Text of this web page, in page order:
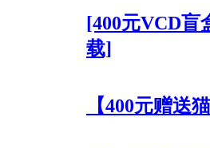
[400元VCD
载]
【400元赠送